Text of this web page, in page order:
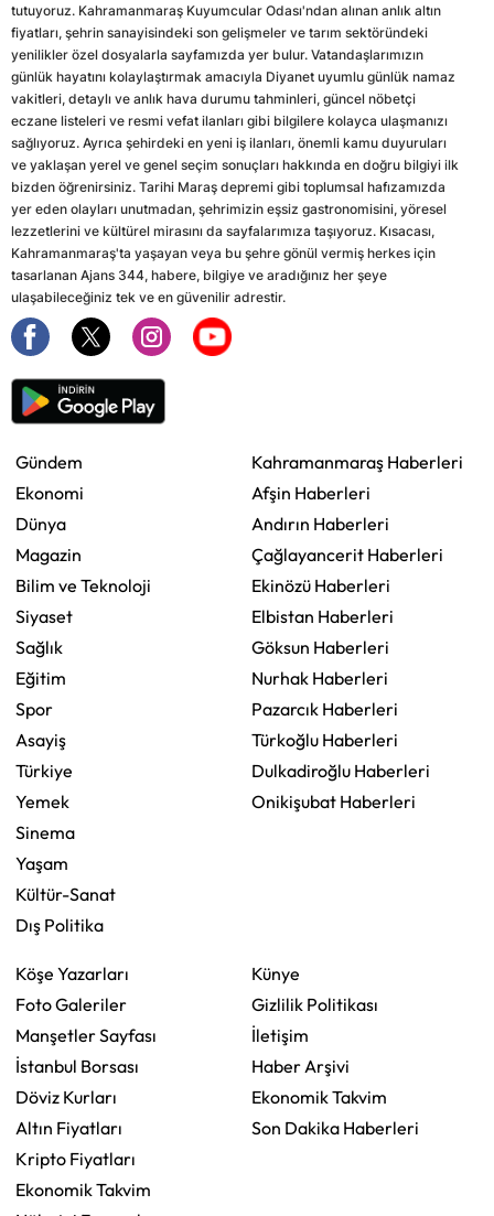
tutuyoruz. Kahramanmaraş Kuyumcular Odası'ndan alınan anlık altın
fiyatları, şehrin sanayisindeki son gelişmeler ve tarım sektöründeki
yenilikler özel dosyalarla sayfamızda yer bulur. Vatandaşlarımızın
günlük hayatını kolaylaştırmak amacıyla Diyanet uyumlu günlük namaz
vakitleri, detaylı ve anlık hava durumu tahminleri, güncel nöbetçi
eczane listeleri ve resmi vefat ilanları gibi bilgilere kolayca ulaşmanızı
sağlıyoruz. Ayrıca şehirdeki en yeni iş ilanları, önemli kamu duyuruları
ve yaklaşan yerel ve genel seçim sonuçları hakkında en doğru bilgiyi ilk
bizden öğrenirsiniz. Tarihi Maraş depremi gibi toplumsal hafızamızda
yer eden olayları unutmadan, şehrimizin eşsiz gastronomisini, yöresel
lezzetlerini ve kültürel mirasını da sayfalarımıza taşıyoruz. Kısacası,
Kahramanmaraş'ta yaşayan veya bu şehre gönül vermiş herkes için
tasarlanan Ajans 344, habere, bilgiye ve aradığınız her şeye
ulaşabileceğiniz tek ve en güvenilir adrestir.
Gündem
Ekonomi
Dünya
Magazin
Bilim ve Teknoloji
Siyaset
Sağlık
Eğitim
Spor
Asayiş
Türkiye
Yemek
Sinema
Yaşam
Kültür-Sanat
Dış Politika
Kahramanmaraş Haberleri
Afşin Haberleri
Andırın Haberleri
Çağlayancerit Haberleri
Ekinözü Haberleri
Elbistan Haberleri
Göksun Haberleri
Nurhak Haberleri
Pazarcık Haberleri
Türkoğlu Haberleri
Dulkadiroğlu Haberleri
Onikişubat Haberleri
Köşe Yazarları
Foto Galeriler
Manşetler Sayfası
İstanbul Borsası
Döviz Kurları
Altın Fiyatları
Kripto Fiyatları
Ekonomik Takvim
Künye
Gizlilik Politikası
İletişim
Haber Arşivi
Ekonomik Takvim
Son Dakika Haberleri